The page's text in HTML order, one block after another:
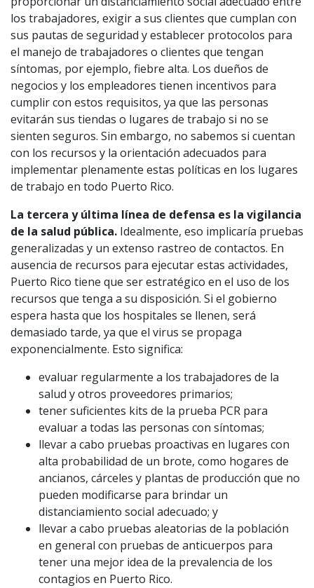
los trabajadores, exigir a sus clientes que cumplan con
sus pautas de seguridad y establecer protocolos para
el manejo de trabajadores o clientes que tengan
síntomas, por ejemplo, fiebre alta. Los dueños de
negocios y los empleadores tienen incentivos para
cumplir con estos requisitos, ya que las personas
evitarán sus tiendas o lugares de trabajo si no se
sienten seguros. Sin embargo, no sabemos si cuentan
con los recursos y la orientación adecuados para
implementar plenamente estas políticas en los lugares
de trabajo en todo Puerto Rico.
La tercera y última línea de defensa es la vigilancia
de la salud pública. Idealmente, eso implicaría pruebas
generalizadas y un extenso rastreo de contactos. En
ausencia de recursos para ejecutar estas actividades,
Puerto Rico tiene que ser estratégico en el uso de los
recursos que tenga a su disposición. Si el gobierno
espera hasta que los hospitales se llenen, será
demasiado tarde, ya que el virus se propaga
exponencialmente. Esto significa:
evaluar regularmente a los trabajadores de la
salud y otros proveedores primarios;
tener suficientes kits de la prueba PCR para
evaluar a todas las personas con síntomas;
llevar a cabo pruebas proactivas en lugares con
alta probabilidad de un brote, como hogares de
ancianos, cárceles y plantas de producción que no
pueden modificarse para brindar un
distanciamiento social adecuado; y
llevar a cabo pruebas aleatorias de la población
en general con pruebas de anticuerpos para
tener una mejor idea de la prevalencia de los
contagios en Puerto Rico.